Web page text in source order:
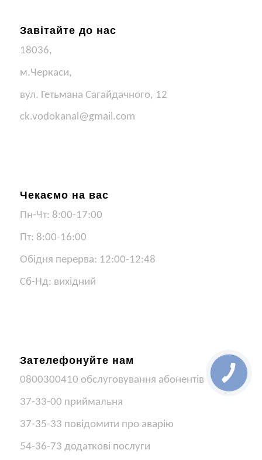
Завітайте до нас
18036,
м.Черкаси,
вул. Гетьмана Сагайдачного, 12
ck.vodokanal@gmail.com
Чекаємо на вас
Пн-Чт: 8:00-17:00
Пт: 8:00-16:00
Обідня перерва: 12:00-12:48
Сб-Нд: вихідний
Зателефонуйте нам
0800300410 обслуговування абонентів
37-33-00 приймальня
37-35-33 повідомити про аварію
54-36-73 додаткові послуги